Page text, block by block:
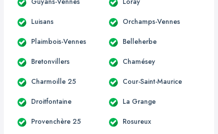
Luisans Orchamps-Vennes
Plaimbois-Vennes Belleherbe
Bretonvillers Chamésey
Charmoille 25 Cour-Saint-Maurice
Droitfontaine La Grange
Provenchère 25 Rosureux